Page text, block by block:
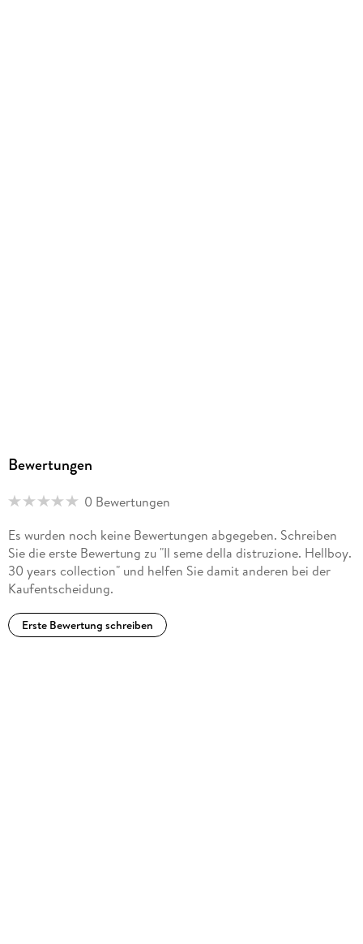
Bewertungen
0 Bewertungen
Es wurden noch keine Bewertungen abgegeben. Schreiben
Sie die erste Bewertung zu "Il seme della distruzione. Hellboy.
30 years collection" und helfen Sie damit anderen bei der
Kaufentscheidung.
Erste Bewertung schreiben